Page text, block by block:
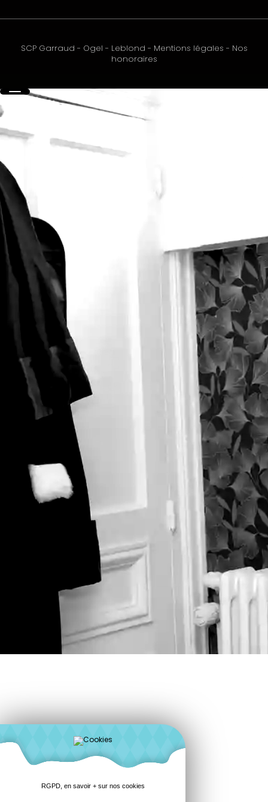
SCP Garraud - Ogel - Leblond - Mentions légales - Nos
honoraires
RGPD, en savoir + sur nos cookies